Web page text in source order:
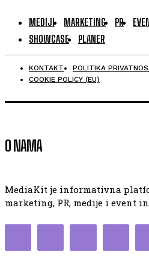
MEDIJI MARKETING PR
SHOWCASE
PLANER
KONTAKT POLITIKA
COOKIE POLICY (EU)
O NAMA
MediaKit je informativna
marketing, PR, medije i event